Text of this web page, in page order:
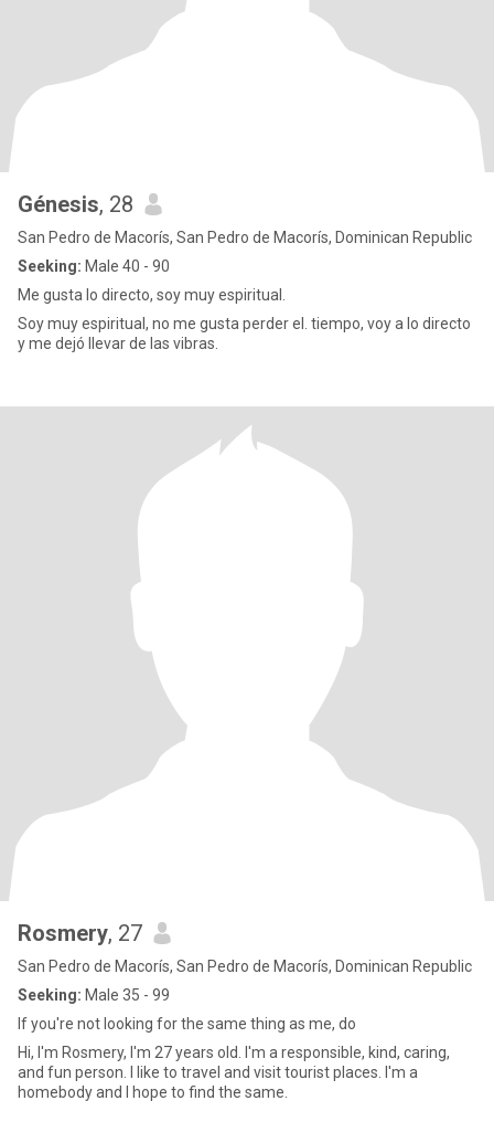
Génesis, 28
San Pedro de Macorís, San Pedro de Macorís, Dominican Republic
Seeking: Male 40 - 90
Me gusta lo directo, soy muy espiritual.
Soy muy espiritual, no me gusta perder el. tiempo, voy a lo directo
y me dejó llevar de las vibras.
Rosmery, 27
San Pedro de Macorís, San Pedro de Macorís, Dominican Republic
Seeking: Male 35 - 99
If you're not looking for the same thing as me, do
Hi, I'm Rosmery, I'm 27 years old. I'm a responsible, kind, caring,
and fun person. I like to travel and visit tourist places. I'm a
homebody and I hope to find the same.